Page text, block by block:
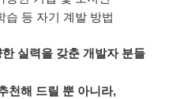
습 등 자기 계발 방법
실력을 갖춘 개발자 분들
천해 드릴 뿐 아니라,